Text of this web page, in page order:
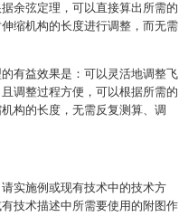
余弦定理，可以直接算出所需的
缩机构的长度进行调整，而无需
有益效果是：可以灵活地调整飞
调整过程方便，可以根据所需的
构的长度，无需反复测算、调
实施例或现有技术中的技术方
技术描述中所需要使用的附图作